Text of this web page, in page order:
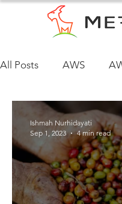
All Posts AWS
Ishmah Nurhidayati
Sep 1, 2023
4 min read